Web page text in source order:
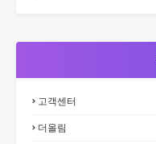
고객센터
더올림